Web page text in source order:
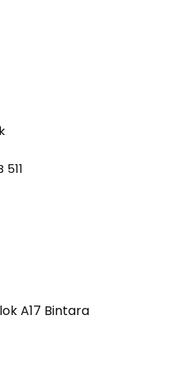
A17 Bintara